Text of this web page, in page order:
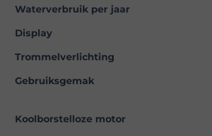
Waterverbruik per jaar
Display
Trommelverlichting
Gebruiksgemak
Koolborstelloze motor